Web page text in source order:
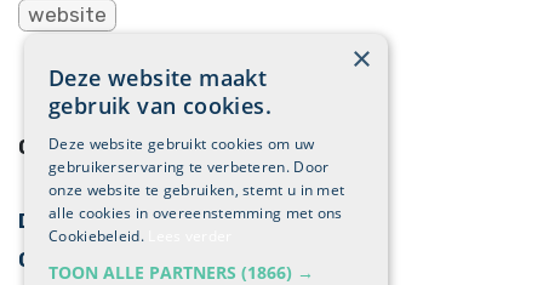
website
ONZE BLOGS
Digitale marketing
Cases
×
Deze website maakt
gebruik van cookies.
Deze website gebruikt cookies om uw
gebruikerservaring te verbeteren. Door
onze website te gebruiken, stemt u in met
alle cookies in overeenstemming met ons
Cookiebeleid.
TOON ALLE PARTNERS (1866) →